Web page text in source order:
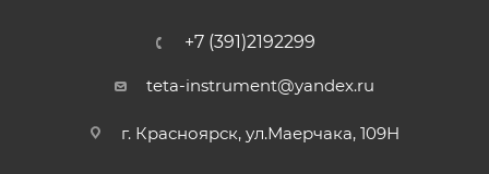
+7 (391)2192299
teta-instrument@yandex.ru
г. Красноярск, ул.Маерчака, 109Н